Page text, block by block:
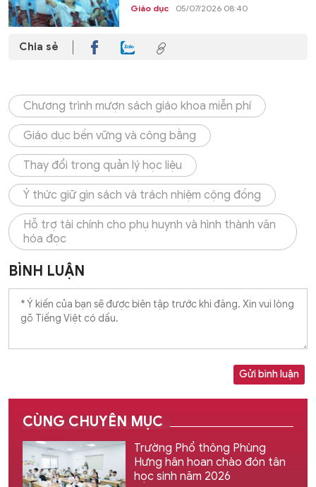
Giáo dục 05/07/2026 08:40
Chia sẻ
Chương trình mượn sách giáo khoa miễn phí
Giáo dục bền vững và công bằng
Thay đổi trong quản lý học liệu
Ý thức giữ gìn sách và trách nhiệm cộng đồng
Hỗ trợ tài chính cho phụ huynh và hình thành văn
hóa đọc
BÌNH LUẬN
Gửi bình luận
CÙNG CHUYÊN MỤC
Trường Phổ thông Phùng
Hưng hân hoan chào đón tân
học sinh năm 2026